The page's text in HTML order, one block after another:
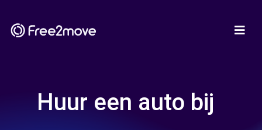
Huur een auto bij